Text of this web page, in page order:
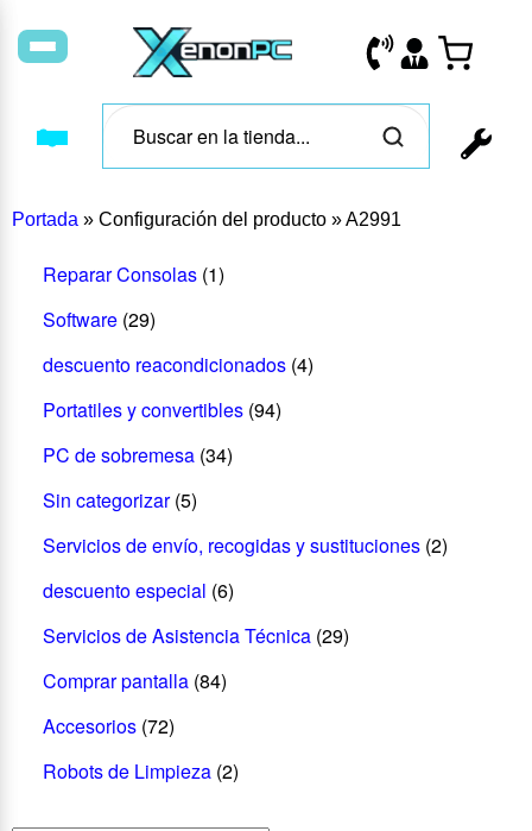
Portada » Configuración del producto »A2991
Reparar Consolas (1)
Software (29)
descuento reacondicionados (4)
Portatiles y convertibles (94)
PC de sobremesa (34)
Sin categorizar (5)
Servicios de envío, recogidas y sustituciones (2)
descuento especial (6)
Servicios de Asistencia Técnica (29)
Comprar pantalla (84)
Accesorios (72)
Robots de Limpieza (2)